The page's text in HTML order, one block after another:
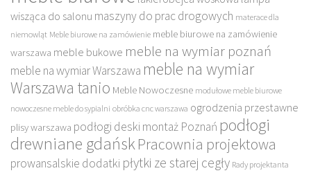
wisząca do salonu maszyny do prac drogowych materace dla
niemowląt Meble biurowe na zamówienie meble biurowe na zamówienie
warszawa meble bukowe meble na wymiar poznań
meble na wymiar Warszawa meble na wymiar
Warszawa tanio Meble Nowoczesne modułowe meble biurowe
nowoczesne meble do sypialni obróbka cnc warszawa ogrodzenia przestawne
plisy warszawa podłogi deski montaż Poznań podłogi
drewniane gdańskPracownia projektowa
prowansalskie dodatki płytki ze starej cegły Rady projektanta